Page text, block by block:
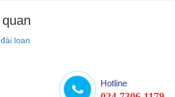
loan
Hotline